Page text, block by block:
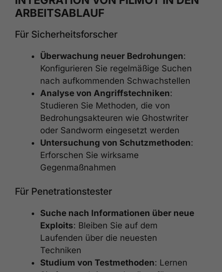
ARBEITSABLAUF
Für Sicherheitsforscher
Überwachung neuer Bedrohungen:
Konfigurieren Sie regelmäßige Suchen
nach aufkommenden Schwachstellen
Analyse von Angriffstechniken:
Studieren Sie Methoden, die von
Bedrohungsakteuren wie Ghostwriter
oder Sandworm eingesetzt werden
Untersuchung von Schutzmethoden:
Erforschen Sie wirksame
Gegenmaßnahmen
Für Penetrationstester
Suche nach Informationen über neue
Exploits: Bleiben Sie auf dem
Laufenden über die neuesten
Techniken
Studium von Testmethoden: Lernen